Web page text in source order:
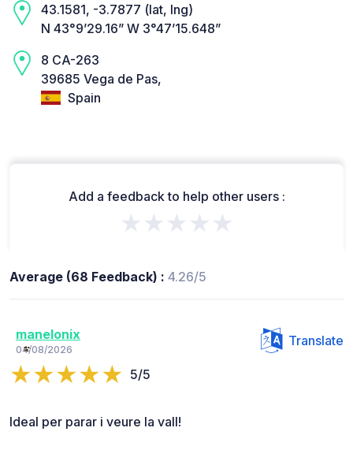
43.1581, -3.7877 (lat, lng)
N 43°9’29.16” W 3°47’15.648”
8 CA-263
39685 Vega de Pas,
Spain
Add a feedback to help other users :
★★★★★
Average (68 Feedback) : 4.26/5
manelonix
04/08/2026
Translate
5/5
Ideal per parar i veure la vall!